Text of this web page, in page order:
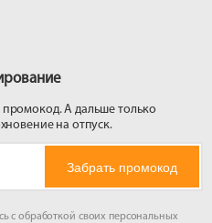
А дальше только
на отпуск.
Забрать промокод
с обработкой своих персональных